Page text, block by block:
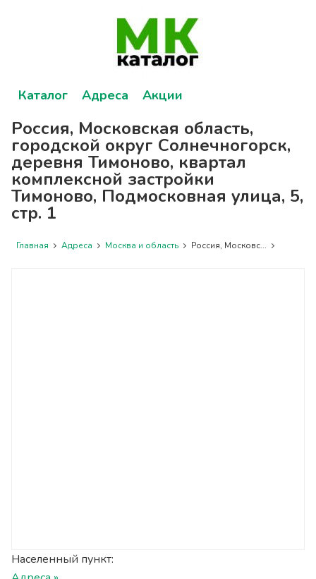
Каталог Адреса Акции
Россия, Московская область,
городской округ Солнечногорск,
деревня Тимоново, квартал
комплексной застройки
Тимоново, Подмосковная улица, 5,
стр. 1
Главная Адреса Москва и область Россия, Московс...
Населенный пункт: